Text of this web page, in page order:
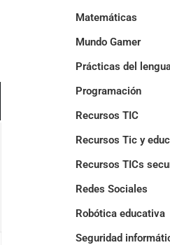
Matemáticas
Mundo Gamer
Prácticas del
Programación
Recursos TIC
Recursos Tic y
Recursos TICs
Redes Sociales
Robótica educativa
Seguridad